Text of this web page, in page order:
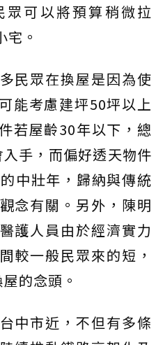
可以將預算稍微拉
。
民眾在換屋是因為使
能考慮建坪50坪以上
若屋齡30年以下，總
手，而偏好透天物件
中壯年，歸納與傳統
念有關。另外，陳明
護人員由於經濟實力
較一般民眾來的短，
的念頭。
中市近，不但有多條